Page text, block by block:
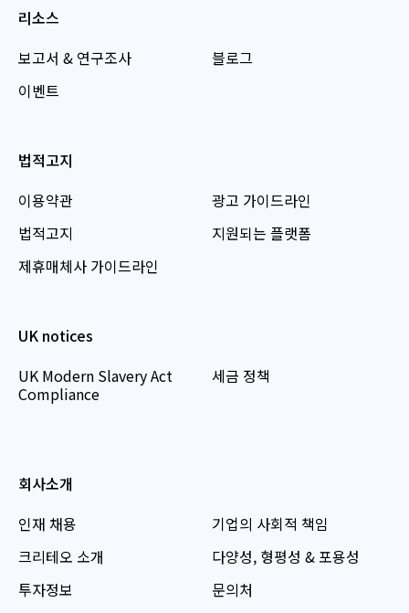
리소스
보고서 & 연구조사
이벤트
블로그
법적고지
이용약관
법적고지
제휴매체사 가이드라인
광고 가이드라인
지원되는 플랫폼
UK notices
UK Modern Slavery Act
Compliance
세금 정책
회사소개
인재 채용
크리테오 소개
투자정보
기업의 사회적 책임
다양성, 형평성 & 포용성
문의처